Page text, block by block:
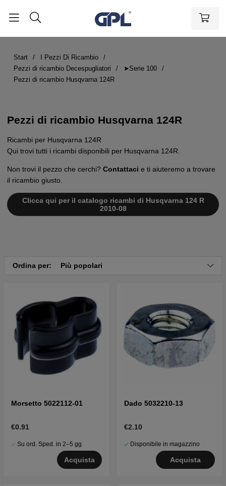
Start
I Pezzi Di Ricambio
Pezzi di ricambio Decespugliatori
➤Serie 100
Pezzi di ricambio Husqvarna 124R
Pezzi di ricambio Husqvarna 124R
Ricambi per Husqvarna 124R
Qui trovi tutti i ricambi disponibili per Husqvarna 124R.
Non trovi il pezzo che cerchi? Contattaci e ti aiuteremo a trovare
il ricambio giusto.
Clicca qui per il catalogo ricambi di Husqvarna 124 R
2010-08
Ordina per: Più popolari
Morsetto 5022112-01
€0.91
Su ord. Sped. in 2–5 gg
Acquista
Dado 5032210-13
€2.10
Disponibile in magazzino
Acquista